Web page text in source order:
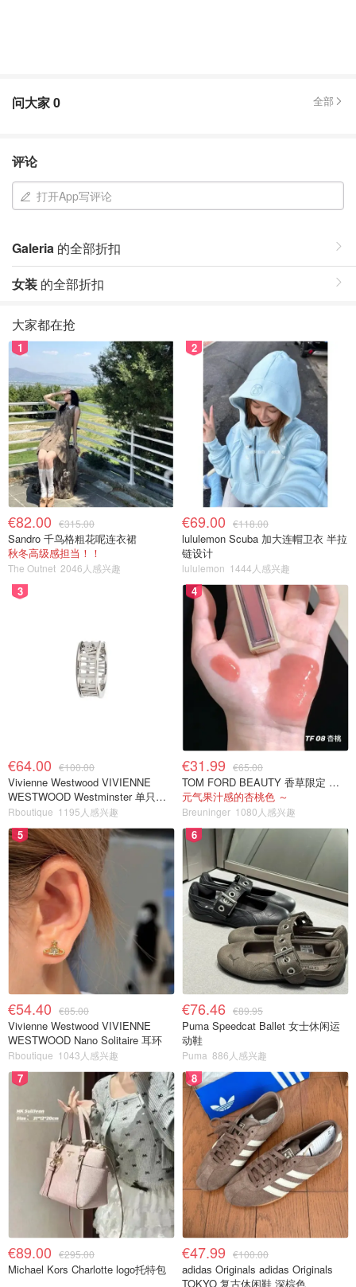
问大家0 全部
评论
打开App写评论
Galeria 的全部折扣
女装 的全部折扣
大家都在抢
1
€82.00 €315.00
Sandro 千鸟格粗花呢连衣裙
秋冬高级感担当！！
The Outnet 2046人感兴趣
2
€69.00 €118.00
lululemon Scuba 加大连帽卫衣 半拉
链设计
lululemon 1444人感兴趣
3
€64.00 €100.00
Vivienne Westwood VIVIENNE
WESTWOOD Westminster 单只耳
环
Rboutique 1195人感兴趣
4
€31.99 €65.00
TOM FORD BEAUTY 香草限定 镜面唇蜜 #08INHIBITION
元气果汁感的杏桃色 ～
Breuninger 1080人感兴趣
5
€54.40 €85.00
Vivienne Westwood VIVIENNE
WESTWOOD Nano Solitaire 耳环
Rboutique 1043人感兴趣
6
€76.46 €89.95
Puma Speedcat Ballet 女士休闲运
动鞋
Puma 886人感兴趣
7
€89.00 €295.00
Michael Kors Charlotte logo托特包
8
€47.99 €100.00
adidas Originals adidas Originals
TOKYO 复古休闲鞋 深棕色